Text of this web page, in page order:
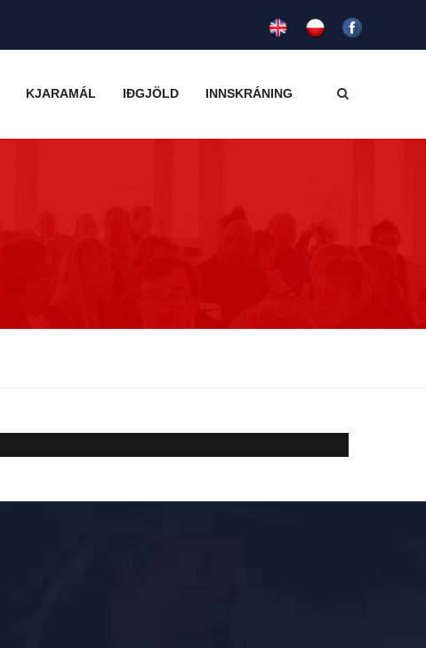
KJARAMÁL IÐGJÖLD INNSKRÁNING